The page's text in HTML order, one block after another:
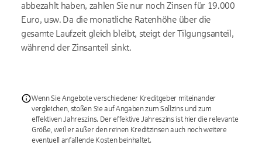
abbezahlt haben, zahlen Sie nur noch Zinsen für 19.000
Euro, usw. Da die monatliche Ratenhöhe über die
gesamte Laufzeit gleich bleibt, steigt der Tilgungsanteil,
während der Zinsanteil sinkt.
Wenn Sie Angebote verschiedener Kreditgeber miteinander
vergleichen, stoßen Sie auf Angaben zum Sollzins und zum
effektiven Jahreszins. Der effektive Jahreszins ist hier die relevante
Größe, weil er außer den reinen Kreditzinsen auch noch weitere
eventuell anfallende Kosten beinhaltet.